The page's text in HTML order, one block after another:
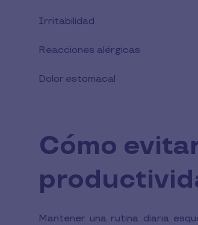
Irritabilidad
Reacciones alérgicas
Dolor estomacal
Cómo
Mantener una rutina diaria